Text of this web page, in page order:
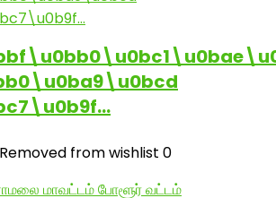
Removed from wishlist 0